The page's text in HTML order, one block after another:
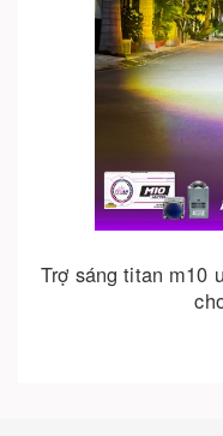
Đèn trợ sáng xe